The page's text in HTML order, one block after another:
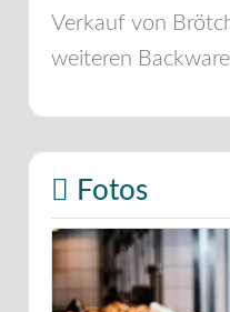
Verkauf von
weiteren
Fotos